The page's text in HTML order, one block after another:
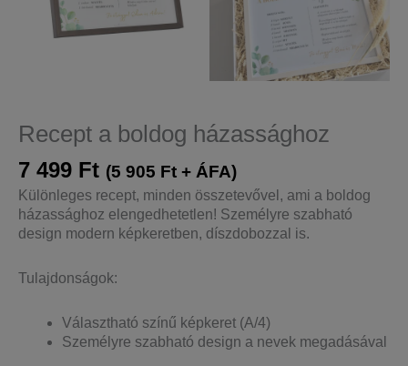
Recept a boldog házassághoz
7 499 Ft (5 905 Ft + ÁFA)
Különleges recept, minden összetevővel, ami a boldog
házassághoz elengedhetetlen! Személyre szabható
design modern képkeretben, díszdobozzal is.
Tulajdonságok:
Választható színű képkeret (A/4)
Személyre szabható design a nevek megadásával